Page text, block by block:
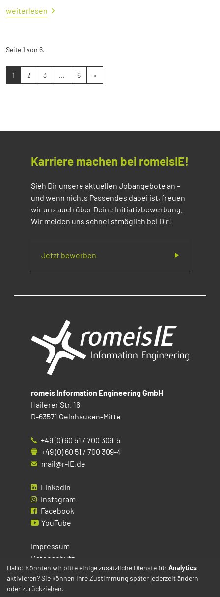
weiterlesen
Seite 1 von 6.
1 2 3 ... 6 »
Karriere machen bei romeisIE!
Sieh Dir unsere aktuellen Jobangebote an –
und wenn nichts Passendes dabei ist, freuen
wir uns auch über Deine Initiativbewerbung.
Wir melden uns schnellstmöglich bei Dir!
Jetzt bewerben
romeis Information Engineering GmbH
Hailerer Str. 16
D-63571 Gelnhausen-Mitte
+49 (0) 60 51 / 700 309-5
+49 (0) 60 51 / 700 309-4
mail@r-IE.de
LinkedIn
Instagram
Facebook
YouTube
Impressum
Datenschutz
Cookies
Hallo! Könnten wir bitte einige zusätzliche Dienste fürAnalytics
aktivieren? Sie können Ihre Zustimmung später jederzeit ändern
oder zurückziehen.